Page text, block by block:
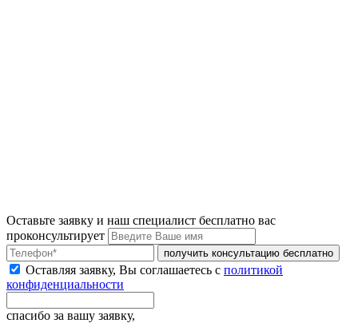
Оставьте заявку и наш специалист бесплатно вас
проконсультирует
получить консультацию бесплатно
Оставляя заявку, Вы соглашаетесь с политикой
конфиденциальности
спасибо за вашу заявку,